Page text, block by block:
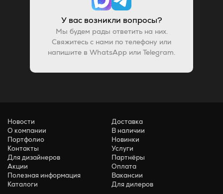
У вас возникли вопросы?
Мы будем рады ответить на них.
Свяжитесь с нами по телефону или
напишите в WhatsApp или Telegram.
Новости
О компании
Портфолио
Контакты
Для дизайнеров
Акции
Полезная информация
Каталоги
Доставка
В наличии
Новинки
Услуги
Партнёры
Оплата
Вакансии
Для дилеров